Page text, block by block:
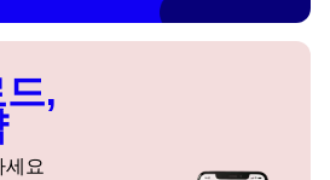
,
세요